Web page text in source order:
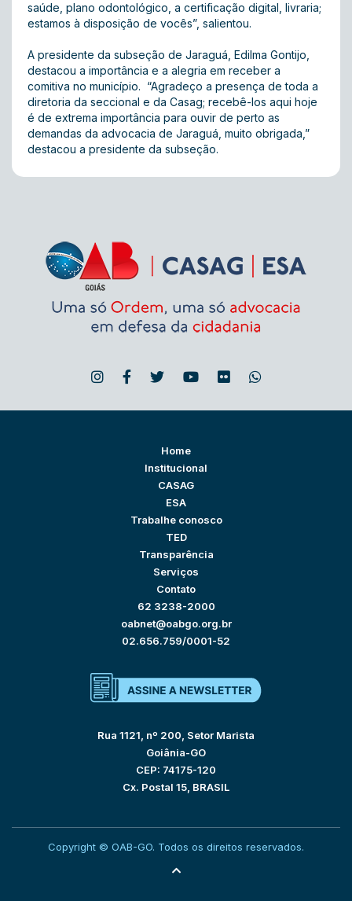
saúde, plano odontológico, a certificação digital, livraria;
estamos à disposição de vocês”, salientou.
A presidente da subseção de Jaraguá, Edilma Gontijo,
destacou a importância e a alegria em receber a
comitiva no município. “Agradeço a presença de toda a
diretoria da seccional e da Casag; recebê-los aqui hoje
é de extrema importância para ouvir de perto as
demandas da advocacia de Jaraguá, muito obrigada,”
destacou a presidente da subseção.
Home
Institucional
CASAG
ESA
Trabalhe conosco
TED
Transparência
Serviços
Contato
62 3238-2000
oabnet@oabgo.org.br
02.656.759/0001-52
Rua 1121, nº 200, Setor Marista
Goiânia-GO
CEP: 74175-120
Cx. Postal 15, BRASIL
Copyright © OAB-GO. Todos os direitos reservados.